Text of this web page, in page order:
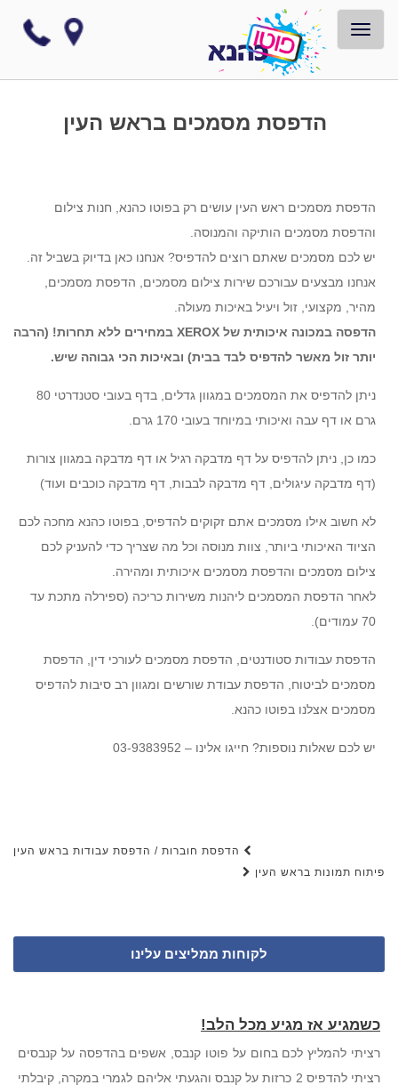
TOGGLE NAVIGATION
הדפסת מסמכים בראש העין
הדפסת מסמכים ראש העין עושים רק בפוטו כהנא, חנות צילום
והדפסת מסמכים הותיקה והמנוסה.
יש לכם מסמכים שאתם רוצים להדפיס? אנחנו כאן בדיוק בשביל זה.
אנחנו מבצעים עבורכם שירות צילום מסמכים, הדפסת מסמכים,
מהיר, מקצועי, זול ויעיל באיכות מעולה.
הדפסה במכונה איכותית של XEROX במחירים ללא תחרות! (הרבה
יותר זול מאשר להדפיס לבד בבית) ובאיכות הכי גבוהה שיש.
ניתן להדפיס את המסמכים במגוון גדלים, בדף בעובי סטנדרטי 80
גרם או דף עבה ואיכותי במיוחד בעובי 170 גרם.
כמו כן, ניתן להדפיס על דף מדבקה רגיל או דף מדבקה במגוון צורות
(דף מדבקה עיגולים, דף מדבקה לבבות, דף מדבקה כוכבים ועוד)
לא חשוב אילו מסמכים אתם זקוקים להדפיס, בפוטו כהנא מחכה לכם
הציוד האיכותי ביותר, צוות מנוסה וכל מה שצריך כדי להעניק לכם
צילום מסמכים והדפסת מסמכים איכותית ומהירה.
לאחר הדפסת המסמכים ליהנות משירות כריכה (ספירלה מתכת עד
70 עמודים).
הדפסת עבודות סטודנטים, הדפסת מסמכים לעורכי דין, הדפסת
מסמכים לביטוח, הדפסת עבודת שורשים ומגוון רב סיבות להדפיס
מסמכים אצלנו בפוטו כהנא.
יש לכם שאלות נוספות? חייגו אלינו – 03-9383952
Post navigation
הדפסת חוברות / הדפסת עבודות בראש העין
פיתוח תמונות בראש העין
לקוחות ממליצים עלינו
כשמגיע אז מגיע מכל הלב!
רציתי להמליץ לכם בחום על פוטו קנבס, אשפים בהדפסה על קנבסים
רציתי להדפיס 2 כרזות על קנבס והגעתי אליהם לגמרי במקרה, קיבלתי